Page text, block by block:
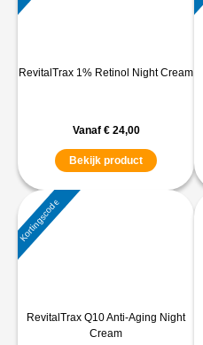
RevitalTrax 1% Retinol Night Cream
Vanaf €24,00
Bekijk product
RevitalTrax Q10 Anti-Aging Night
Cream
Kortingscode